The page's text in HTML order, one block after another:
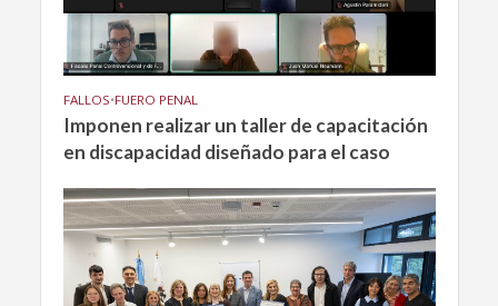
FALLOS•FUERO PENAL
Imponen realizar un taller de capacitación
en discapacidad diseñado para el caso